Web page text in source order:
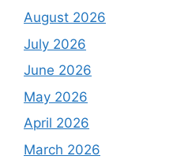
August 2026
July 2026
June 2026
May 2026
April 2026
March 2026